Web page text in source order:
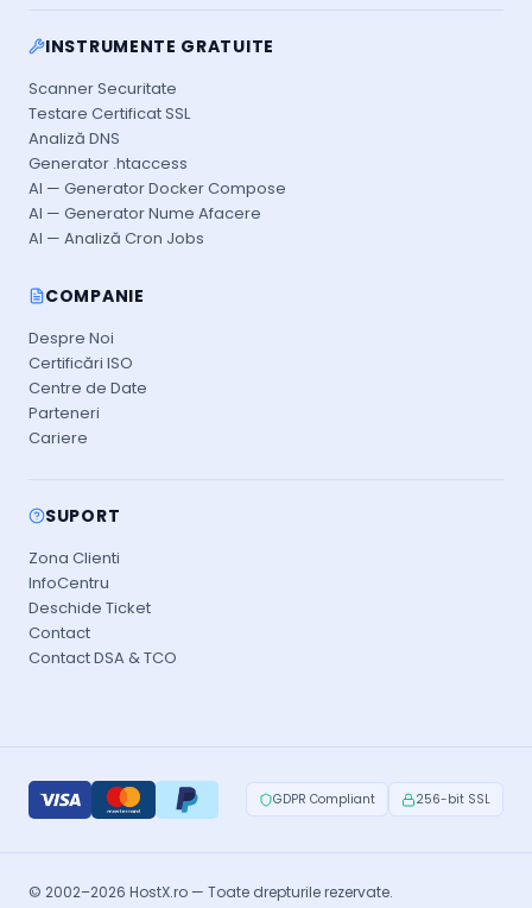
INSTRUMENTE GRATUITE
Scanner Securitate
Testare Certificat SSL
Analiză DNS
Generator .htaccess
AI — Generator Docker Compose
AI — Generator Nume Afacere
AI — Analiză Cron Jobs
COMPANIE
Despre Noi
Certificări ISO
Centre de Date
Parteneri
Cariere
SUPORT
Zona Clienti
InfoCentru
Deschide Ticket
Contact
Contact DSA & TCO
GDPR Compliant 256-bit SSL
© 2002–2026 HostX.ro — Toate drepturile rezervate.